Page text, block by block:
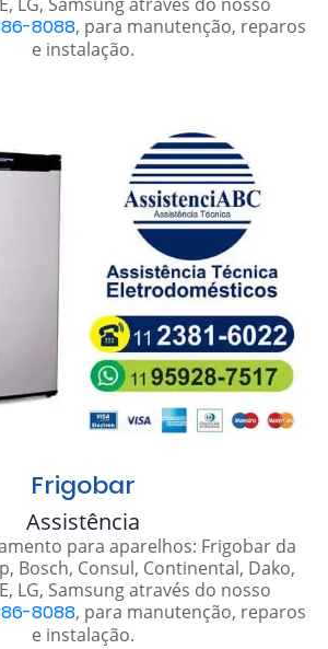
8088, para manutenção, reparos
e instalação.
Frigobar
Assistência
para aparelhos: Frigobar da
Bosch, Consul, Continental, Dako,
LG, Samsung através do nosso
8088, para manutenção, reparos
e instalação.